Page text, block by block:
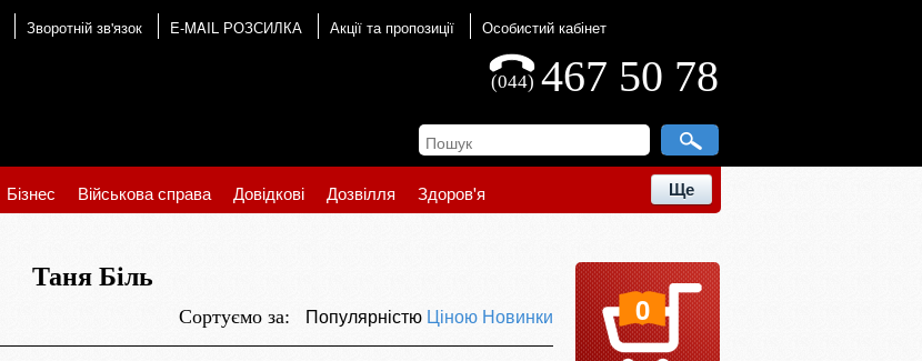
Зворотній зв'язок E-MAIL РОЗСИЛКА Акції та пропозиції Особистий кабінет
467 50 78
(044)
Бізнес Військова справа Довідкові Дозвілля Здоров'я Ще
Таня Біль
Сортуємо за: Популярністю Ціною Новинки 0